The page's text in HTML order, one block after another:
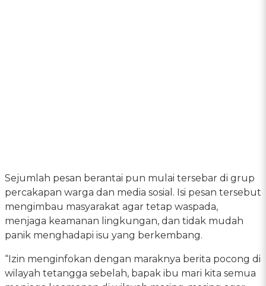
Sejumlah pesan berantai pun mulai tersebar di grup
percakapan warga dan media sosial. Isi pesan tersebut
mengimbau masyarakat agar tetap waspada,
menjaga keamanan lingkungan, dan tidak mudah
panik menghadapi isu yang berkembang.
“Izin menginfokan dengan maraknya berita pocong di
wilayah tetangga sebelah, bapak ibu mari kita semua